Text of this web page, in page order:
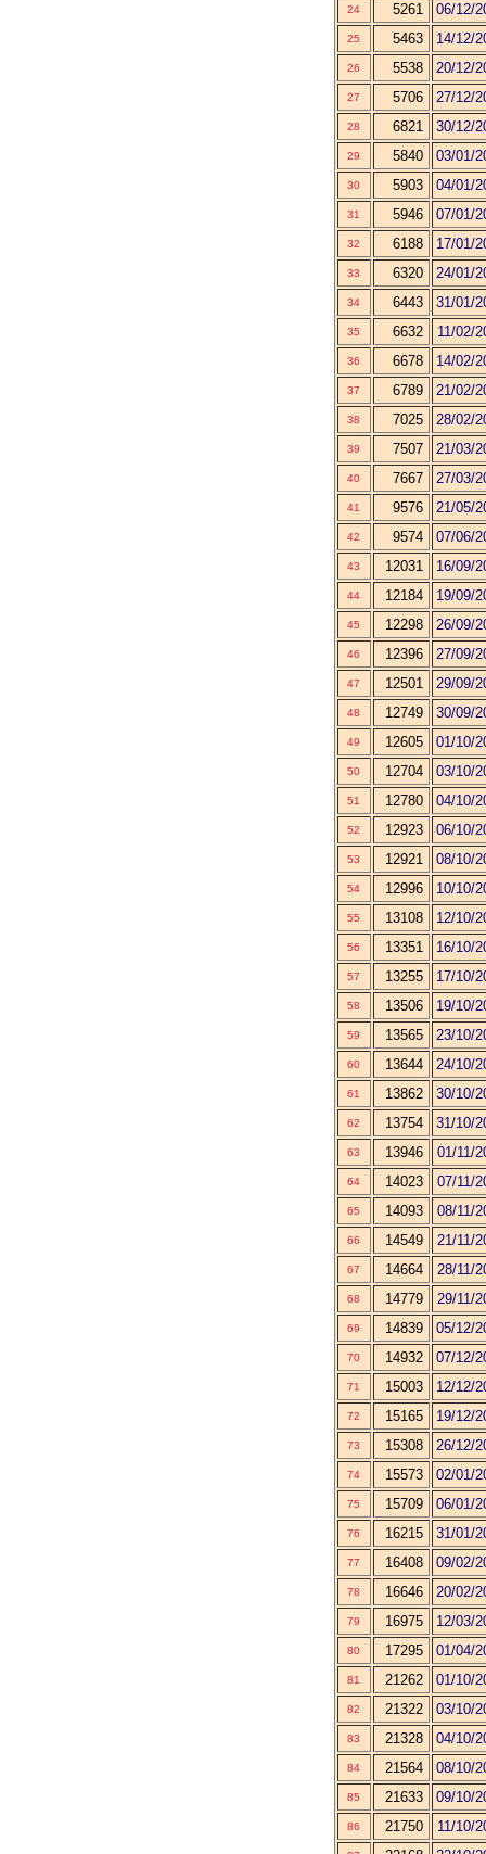
24 5261 06/12/
25 5463 14/12/
26 5538 20/12/
27 5706 27/12/
28 6821 30/12/
29 5840 03/01/
30 5903 04/01/
31 5946 07/01/
32 6188 17/01/
33 6320 24/01/
34 6443 31/01/
35 6632 11/02/
36 6678 14/02/
37 6789 21/02/
38 7025 28/02/
39 7507 21/03/
40 7667 27/03/
41 9576 21/05/
42 9574 07/06/
43 12031 16/09/
44 12184 19/09/
45 12298 26/09/
46 12396 27/09/
47 12501 29/09/
48 12749 30/09/
49 12605 01/10/
50 12704 03/10/
51 12780 04/10/
52 12923 06/10/
53 12921 08/10/
54 12996 10/10/
55 13108 12/10/
56 13351 16/10/
57 13255 17/10/
58 13506 19/10/
59 13565 23/10/
60 13644 24/10/
61 13862 30/10/
62 13754 31/10/
63 13946 01/11/
64 14023 07/11/
65 14093 08/11/
66 14549 21/11/
67 14664 28/11/
68 14779 29/11/
69 14839 05/12/
70 14932 07/12/
71 15003 12/12/
72 15165 19/12/
73 15308 26/12/
74 15573 02/01/
75 15709 06/01/
76 16215 31/01/
77 16408 09/02/
78 16646 20/02/
79 16975 12/03/
80 17295 01/04/
81 21262 01/10/
82 21322 03/10/
83 21328 04/10/
84 21564 08/10/
85 21633 09/10/
86 21750 11/10/